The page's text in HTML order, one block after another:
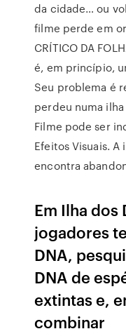
da cidade… ou
filme perde em
CRÍTICO DA
é, em princípio,
Seu problema é
perdeu numa
Filme pode ser
Efeitos Visuais. A
encontra
Em Ilha dos
jogadores
DNA,
DNA de
extintas e,
combinar